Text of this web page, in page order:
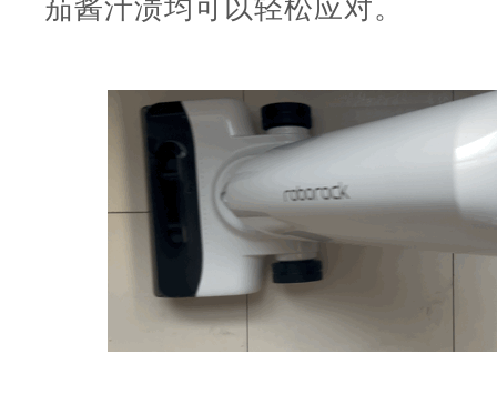
茄酱汁渍均可以轻松应对。